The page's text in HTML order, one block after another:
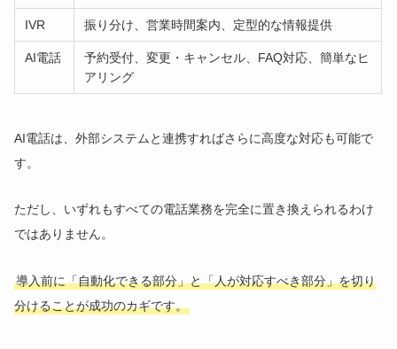
IVR 振り分け、営業時間案内、定型的な情報提供
AI電話
予約受付、変更・キャンセル、FAQ対応、簡単なヒ
アリング
AI電話は、外部システムと連携すればさらに高度な対応も可能で
す。
ただし、いずれもすべての電話業務を完全に置き換えられるわけ
ではありません。
導入前に「自動化できる部分」と「人が対応すべき部分」を切り
分けることが成功のカギです。